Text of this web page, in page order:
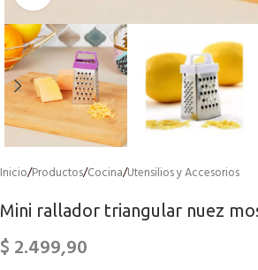
Inicio/Productos/Cocina/Utensilios y Accesorios
Mini rallador triangular nuez
$ 2.499,90